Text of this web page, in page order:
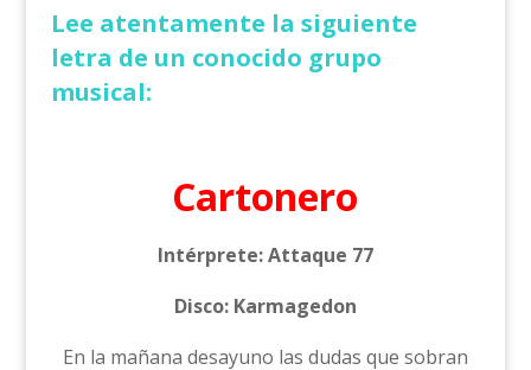
Lee atentamente la siguiente
letra de un conocido grupo
musical:
Cartonero
Intérprete: Attaque 77
Disco: Karmagedon
En la mañana desayuno las dudas que sobran